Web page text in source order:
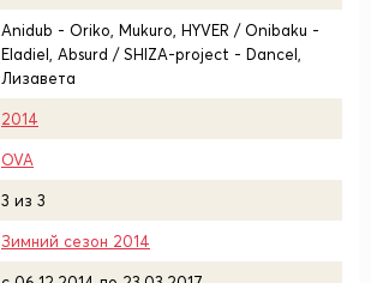
Anidub - Oriko, Mukuro, HYVER / Onibaku -
Eladiel, Absurd / SHIZA-project - Dancel,
Лизавета
2014
OVA
3 из 3
Зимний сезон 2014